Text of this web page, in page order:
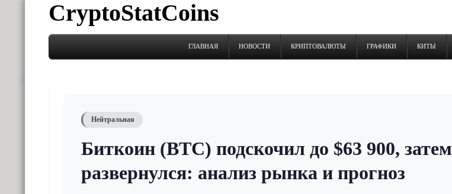
CryptoStatCoins
ГЛАВНАЯ НОВОСТИ КРИПТОВАЛЮТЫ ГРАФИКИ КИТЫ
Нейтральная
Биткоин (BTC) подскочил до $63 900, затем
развернулся: анализ рынка и прогноз